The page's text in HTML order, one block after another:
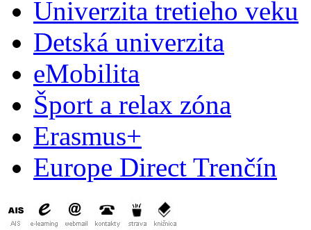
Univerzita tretieho veku
Detská univerzita
eMobilita
Šport a relax zóna
Erasmus+
Europe Direct Trenčín